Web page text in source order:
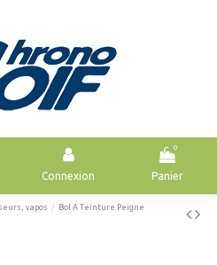
Connexion
0
Panier
vapos
Bol A Teinture Peigne